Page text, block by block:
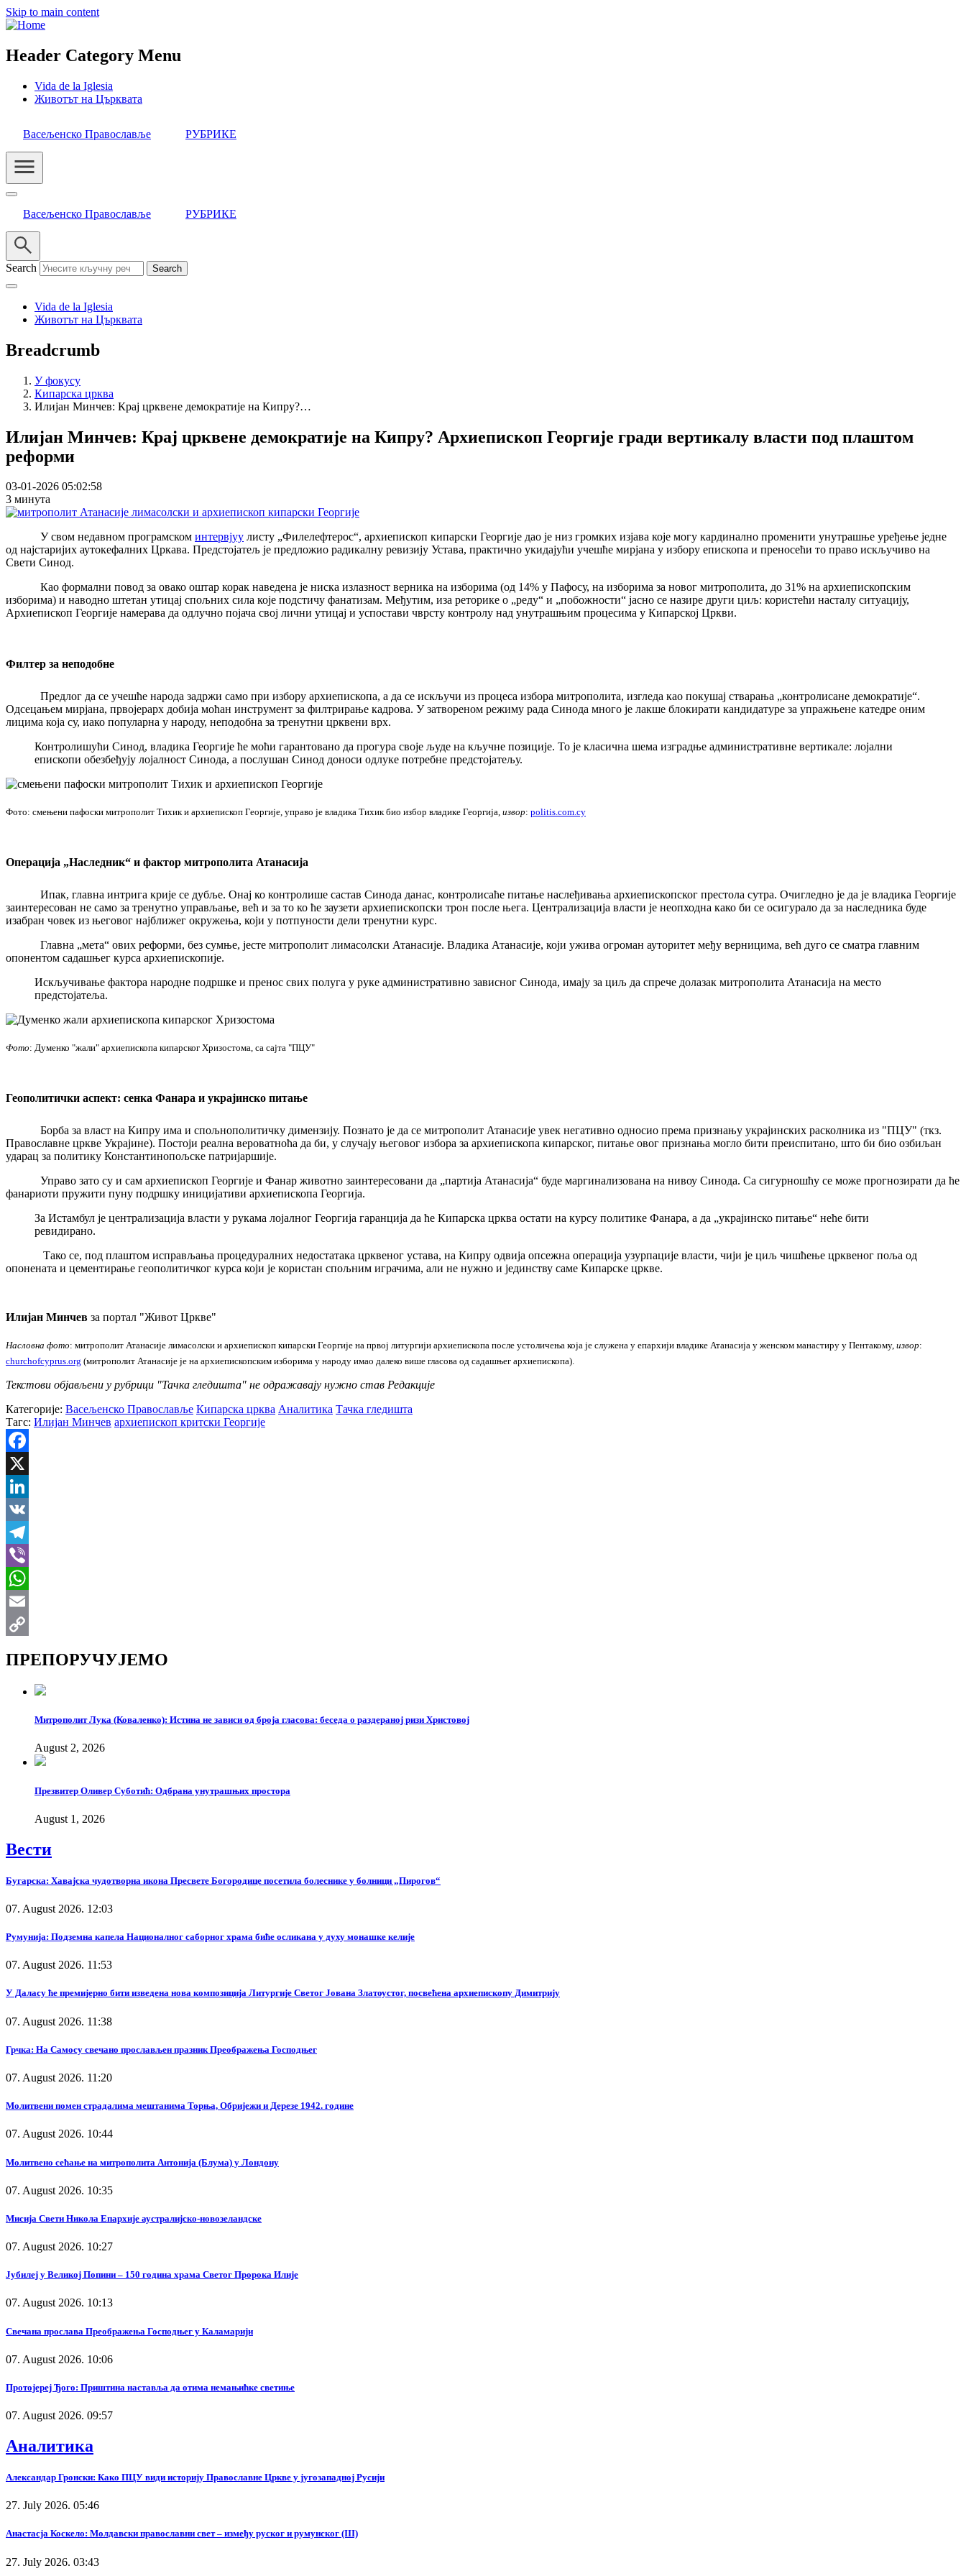
Skip to main content
Header Category Menu
Vida de la Iglesia
Животът на Църквата
Васељенско Православље РУБРИКЕ
Васељенско Православље РУБРИКЕ
Search
Vida de la Iglesia
Животът на Църквата
Breadcrumb
У фокусу
Кипарска црква
Илијан Минчев: Крај црквене демократије на Кипру?…
Илијан Минчев: Крај црквене демократије на Кипру? Архиепископ Георгије гради вертикалу власти под плаштом
реформи
03-01-2026 05:02:58
3 минута
У свом недавном програмском интервјуу листу „Филелефтерос“, архиепископ кипарски Георгије дао је низ громких изјава које могу кардинално променити унутрашње уређење једне
од најстаријих аутокефалних Цркава. Предстојатељ је предложио радикалну ревизију Устава, практично укидајући учешће мирјана у избору епископа и преносећи то право искључиво на
Свети Синод.
Као формални повод за овако оштар корак наведена је ниска излазност верника на изборима (од 14% у Пафосу, на изборима за новог митрополита, до 31% на архиепископским
изборима) и наводно штетан утицај спољних сила које подстичу фанатизам. Међутим, иза реторике о „реду“ и „побожности“ јасно се назире други циљ: користећи насталу ситуацију,
Архиепископ Георгије намерава да одлучно појача свој лични утицај и успостави чврсту контролу над унутрашњим процесима у Кипарској Цркви.
Филтер за неподобне
Предлог да се учешће народа задржи само при избору архиепископа, а да се искључи из процеса избора митрополита, изгледа као покушај стварања „контролисане демократије“.
Одсецањем мирјана, првојерарх добија моћан инструмент за филтрирање кадрова. У затвореном режиму рада Синода много је лакше блокирати кандидатуре за упражњене катедре оним
лицима која су, иако популарна у народу, неподобна за тренутни црквени врх.
Контролишући Синод, владика Георгије ће моћи гарантовано да прогура своје људе на кључне позиције. То је класична шема изградње административне вертикале: лојални
епископи обезбеђују лојалност Синода, а послушан Синод доноси одлуке потребне предстојатељу.
Фото: смењени пафоски митрополит Тихик и архиепископ Георгије, управо је владика Тихик био избор владике Георгија, извор: politis.com.cy
Операција „Наследник“ и фактор митрополита Атанасија
Ипак, главна интрига крије се дубље. Онај ко контролише састав Синода данас, контролисаће питање наслеђивања архиепископског престола сутра. Очигледно је да је владика Георгије
заинтересован не само за тренутно управљање, већ и за то ко ће заузети архиепископски трон после њега. Централизација власти је неопходна како би се осигурало да за наследника буде
изабран човек из његовог најближег окружења, који у потпуности дели тренутни курс.
Главна „мета“ ових реформи, без сумње, јесте митрополит лимасолски Атанасије. Владика Атанасије, који ужива огроман ауторитет међу верницима, већ дуго се сматра главним
опонентом садашњег курса архиепископије.
Искључивање фактора народне подршке и пренос свих полуга у руке административно зависног Синода, имају за циљ да спрече долазак митрополита Атанасија на место
предстојатеља.
Фото: Думенко "жали" архиепископа кипарског Хризостома, са сајта "ПЦУ"
Геополитички аспект: сенка Фанара и украјинско питање
Борба за власт на Кипру има и спољнополитичку димензију. Познато је да се митрополит Атанасије увек негативно односио према признању украјинских расколника из "ПЦУ" (ткз.
Православне цркве Украјине). Постоји реална вероватноћа да би, у случају његовог избора за архиепископа кипарског, питање овог признања могло бити преиспитано, што би био озбиљан
ударац за политику Константинопољске патријаршије.
Управо зато су и сам архиепископ Георгије и Фанар животно заинтересовани да „партија Атанасија“ буде маргинализована на нивоу Синода. Са сигурношћу се може прогнозирати да ће
фанариоти пружити пуну подршку иницијативи архиепископа Георгија.
За Истамбул је централизација власти у рукама лојалног Георгија гаранција да ће Кипарска црква остати на курсу политике Фанара, а да „украјинско питање“ неће бити
ревидирано.
Тако се, под плаштом исправљања процедуралних недостатака црквеног устава, на Кипру одвија опсежна операција узурпације власти, чији је циљ чишћење црквеног поља од
опонената и цементирање геополитичког курса који је користан спољним играчима, али не нужно и јединству саме Кипарске цркве.
Илијан Минчев за портал "Живот Цркве"
Насловна фото: митрополит Атанасије лимасолски и архиепископ кипарски Георгије на првој литургији архиепископа после устоличења која је служена у епархији владике Атанасија у женском манастиру у Пентакому, извор:
churchofcyprus.org (митрополит Атанасије је на архиепископским изборима у народу имао далеко више гласова од садашњег архиепископа).
Текстови објављени у рубрици "Тачка гледишта" не одражавају нужно став Редакције
Категорије: Васељенско Православље Кипарска црква Аналитика Тачка гледишта
Тагс: Илијан Минчев архиепископ критски Георгије
Facebook
X
LinkedIn
VK
Telegram
Viber
WhatsApp
Email
ПРЕПОРУЧУЈЕМО
Митрополит Лука (Коваленко): Истина не зависи од броја гласова: беседа о раздераној ризи Христовој
August 2, 2026
Презвитер Оливер Суботић: Одбрана унутрашњих простора
August 1, 2026
Вести
Бугарска: Хавајска чудотворна икона Пресвете Богородице посетила болеснике у болници „Пирогов“
07. August 2026. 12:03
Румунија: Подземна капела Националног саборног храма биће осликана у духу монашке келије
07. August 2026. 11:53
У Даласу ће премијерно бити изведена нова композиција Литургије Светог Јована Златоустог, посвећена архиепископу Димитрију
07. August 2026. 11:38
Грчка: На Самосу свечано прослављен празник Преображења Господњег
07. August 2026. 11:20
Молитвени помен страдалима мештанима Торња, Обријежи и Дерезе 1942. године
07. August 2026. 10:44
Молитвено сећање на митрополита Антонија (Блума) у Лондону
07. August 2026. 10:35
Мисија Свети Никола Епархије аустралијско-новозеландске
07. August 2026. 10:27
Јубилеј у Великој Попини – 150 година храма Светог Пророка Илије
07. August 2026. 10:13
Свечана прослава Преображења Господњег у Каламарији
07. August 2026. 10:06
Протојереј Ђого: Приштина наставља да отима немањићке светиње
07. August 2026. 09:57
Аналитика
Александар Гронски: Како ПЦУ види историју Православне Цркве у југозападној Русији
27. July 2026. 05:46
Анастасја Коскело: Молдавски православни свет – између руског и румунског (III)
27. July 2026. 03:43